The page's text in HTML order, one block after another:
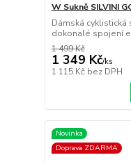
W Sukně SILVINI
Dámská cyklistická
dokonalé spojení
1 499 Kč
1 349 Kč/ks
1 115 Kč bez DPH
Novinka
Doprava ZDARMA